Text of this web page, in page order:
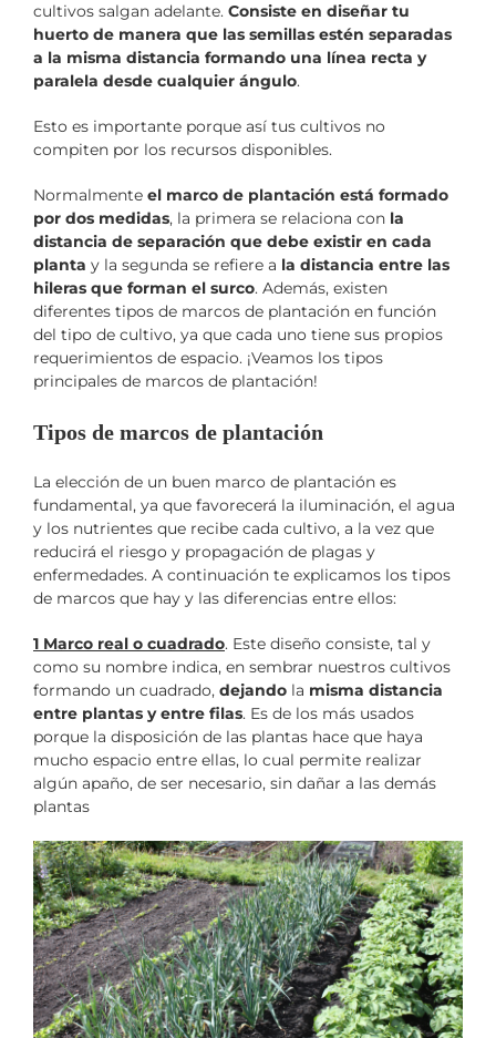
cultivos salgan adelante. Consiste en diseñar tu
huerto de manera que las semillas estén separadas
a la misma distancia formando una línea recta y
paralela desde cualquier ángulo.
Esto es importante porque así tus cultivos no
compiten por los recursos disponibles.
Normalmente el marco de plantación está formado
por dos medidas, la primera se relaciona con la
distancia de separación que debe existir en cada
planta y la segunda se refiere a la distancia entre las
hileras que forman el surco. Además, existen
diferentes tipos de marcos de plantación en función
del tipo de cultivo, ya que cada uno tiene sus propios
requerimientos de espacio. ¡Veamos los tipos
principales de marcos de plantación!
Tipos de marcos de plantación
La elección de un buen marco de plantación es
fundamental, ya que favorecerá la iluminación, el agua
y los nutrientes que recibe cada cultivo, a la vez que
reducirá el riesgo y propagación de plagas y
enfermedades. A continuación te explicamos los tipos
de marcos que hay y las diferencias entre ellos:
1 Marco real o cuadrado. Este diseño consiste, tal y
como su nombre indica, en sembrar nuestros cultivos
formando un cuadrado, dejando la misma distancia
entre plantas y entre filas. Es de los más usados
porque la disposición de las plantas hace que haya
mucho espacio entre ellas, lo cual permite realizar
algún apaño, de ser necesario, sin dañar a las demás
plantas